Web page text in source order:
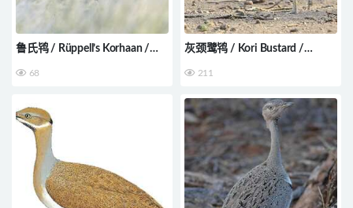
鲁氏鸨 / Rüppell’s Korhaan /
68
灰颈鹭鸨 / Kori Bustard /
211